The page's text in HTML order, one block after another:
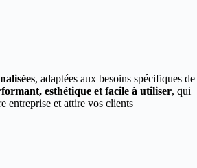
, adaptées aux besoins spécifiques de
esthétique et facile à utiliser, qui
entreprise et attire vos clients